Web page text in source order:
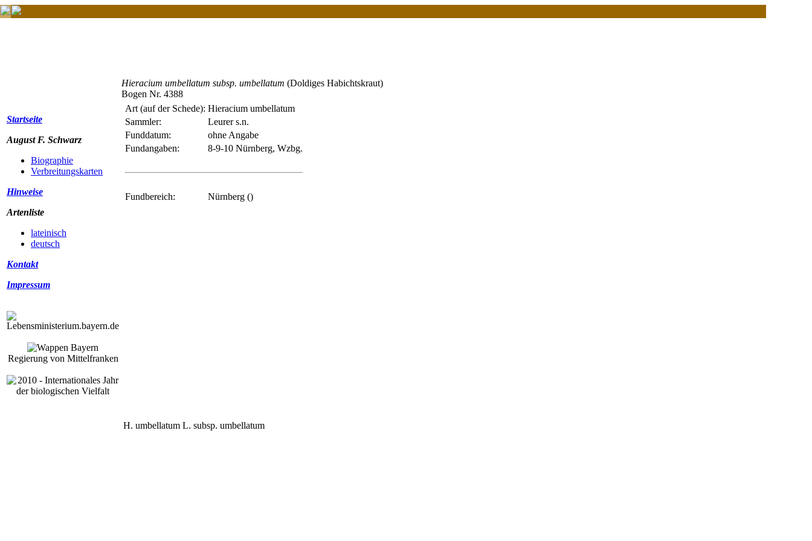
Startseite
August F. Schwarz
Biographie
Verbreitungskarten
Hinweise
Artenliste
lateinisch
deutsch
Kontakt
Impressum
Regierung von Mittelfranken
Hieracium umbellatum subsp. umbellatum (Doldiges Habichtskraut)
Bogen Nr. 4388
Art (auf der Schede): Hieracium umbellatum
Sammler:
Leurer s.n.
Funddatum:
ohne Angabe
Fundangaben:
8-9-10 Nürnberg, Wzbg.
Fundbereich: Nürnberg ()
H. umbellatum L. subsp. umbellatum